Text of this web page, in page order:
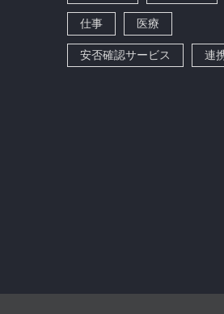
仕事 医療
安否確認サービス 連